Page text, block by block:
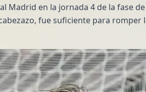
Madrid en la jornada 4 de la fase
fue suficiente para